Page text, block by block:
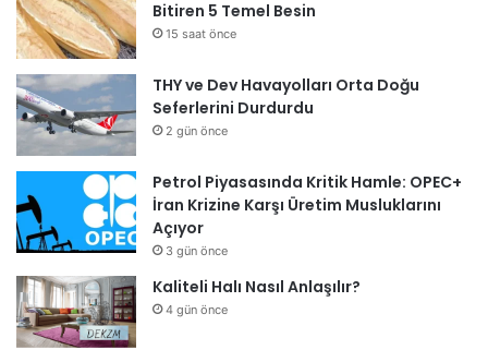
Bitiren 5 Temel Besin
15 saat önce
THY ve Dev Havayolları Orta Doğu
Seferlerini Durdurdu
2 gün önce
Petrol Piyasasında Kritik Hamle: OPEC+
İran Krizine Karşı Üretim Musluklarını
Açıyor
3 gün önce
Kaliteli Halı Nasıl Anlaşılır?
4 gün önce